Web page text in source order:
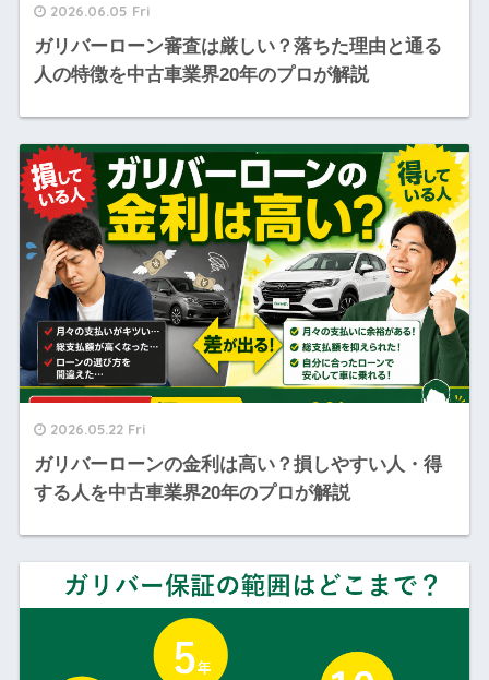
2026.06.05 Fri
ガリバーローン審査は厳しい？落ちた理由と通る
人の特徴を中古車業界20年のプロが解説
2026.05.22 Fri
ガリバーローンの金利は高い？損しやすい人・得
する人を中古車業界20年のプロが解説